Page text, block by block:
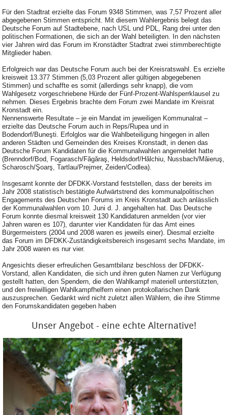
Für den Stadtrat erzielte das Forum 9348 Stimmen, was 7,57 Prozent aller
abgegebenen Stimmen entspricht. Mit diesem Wahlergebnis belegt das
Deutsche Forum auf Stadtebene, nach USL und PDL, Rang drei unter den
politischen Formationen, die sich an der Wahl beteiligten. In den nächsten
vier Jahren wird das Forum im Kronstädter Stadtrat zwei stimmberechtigte
Mitglieder haben.
Erfolgreich war das Deutsche Forum auch bei der Kreisratswahl. Es erzielte
kreisweit 13.377 Stimmen (5,03 Prozent aller gültigen abgegebenen
Stimmen) und schaffte es somit (allerdings sehr knapp), die vom
Wahlgesetz vorgeschriebene Hürde der Fünf-Prozent-Wahlsperrklausel zu
nehmen. Dieses Ergebnis brachte dem Forum zwei Mandate im Kreisrat
Kronstadt ein.
Nennenswerte Resultate – je ein Mandat im jeweiligen Kommunalrat –
erzielte das Deutsche Forum auch in Reps/Rupea und in
Bodendorf/Buneşti. Erfolglos war die Wahlbeteiligung hingegen in allen
anderen Städten und Gemeinden des Kreises Kronstadt, in denen das
Deutsche Forum Kandidaten für die Kommunalwahlen angemeldet hatte
(Brenndorf/Bod, Fogarasch/Făgăraş, Heldsdorf/Hălchiu, Nussbach/Măieruş,
Scharosch/Şoarş, Tartlau/Prejmer, Zeiden/Codlea).
Insgesamt konnte der DFDKK-Vorstand feststellen, dass der bereits im
Jahr 2008 statistisch bestätigte Aufwärtstrend des kommunalpolitischen
Engagements des Deutschen Forums im Kreis Kronstadt auch anlässlich
der Kommunalwahlen vom 10. Juni d. J. angehalten hat. Das Deutsche
Forum konnte diesmal kreisweit 130 Kandidaturen anmelden (vor vier
Jahren waren es 107), darunter vier Kandidaten für das Amt eines
Bürgermeisters (2004 und 2008 waren es jeweils einer). Diesmal erzielte
das Forum im DFDKK-Zuständigkeitsbereich insgesamt sechs Mandate, im
Jahr 2008 waren es nur vier.
Angesichts dieser erfreulichen Gesamtbilanz beschloss der DFDKK-
Vorstand, allen Kandidaten, die sich und ihren guten Namen zur Verfügung
gestellt hatten, den Spendern, die den Wahlkampf materiell unterstützten,
und den freiwilligen Wahlkampfhelfern einen protokollarischen Dank
auszusprechen. Gedankt wird nicht zuletzt allen Wählern, die ihre Stimme
den Forumskandidaten gegeben haben
Unser Angebot - eine echte Alternative!